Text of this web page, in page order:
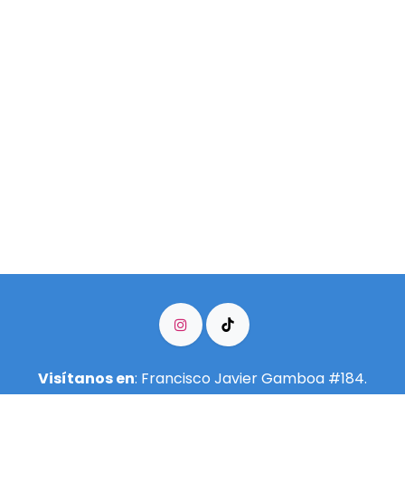
Visítanos en: Francisco Javier Gamboa #184.
Colonia Arcos Vallarta.